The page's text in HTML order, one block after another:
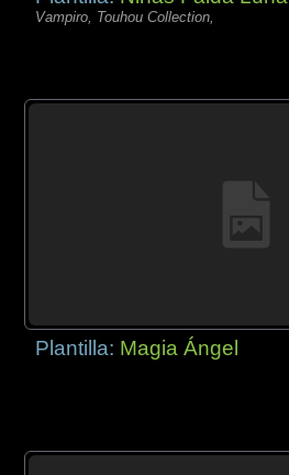
Vampiro, Touhou Collection,
Plantilla: Magia Ángel